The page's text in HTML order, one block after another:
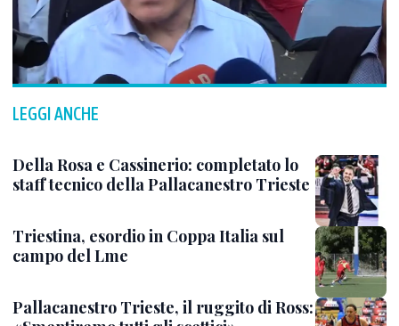
LEGGI ANCHE
Della Rosa e Cassinerio: completato lo
staff tecnico della Pallacanestro Trieste
Triestina, esordio in Coppa Italia sul
campo del Lme
Pallacanestro Trieste, il ruggito di Ross: